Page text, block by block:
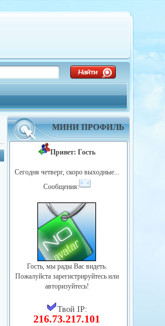
МИНИ ПРОФИЛЬ
Привет: Гость
Сегодня четверг, скоро выходные...
Сообщения:
Гость, мы рады Вас видеть.
Пожалуйста зарегистрируйтесь или
авторизуйтесь!
Твой IP:
216.73.217.101